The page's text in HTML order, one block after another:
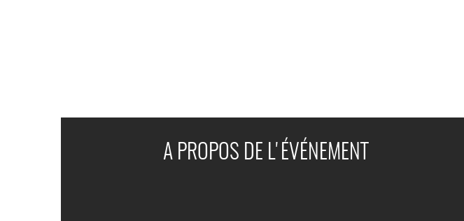
A PROPOS DE L'ÉVÉNEMENT